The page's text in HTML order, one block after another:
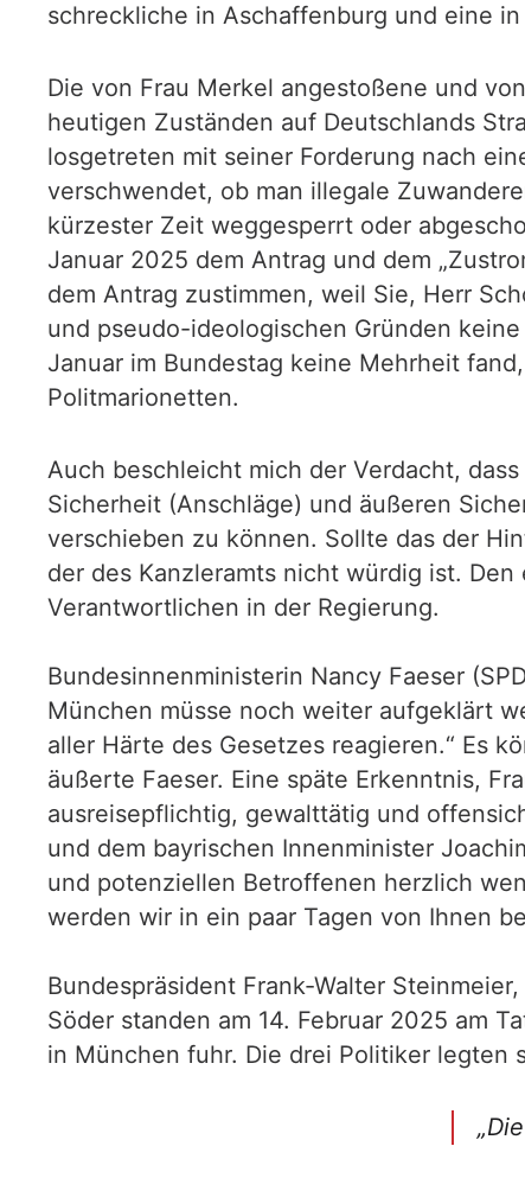
schreckliche in Aschaffenburg und eine
Die von Frau Merkel angestoßene und
heutigen Zuständen auf Deutschlands
losgetreten mit seiner Forderung nach
verschwendet, ob man illegale
kürzester Zeit weggesperrt oder
Januar 2025 dem Antrag und dem
dem Antrag zustimmen, weil Sie, Herr
und pseudo-ideologischen Gründen
Januar im Bundestag keine Mehrheit
Politmarionetten.
Auch beschleicht mich der Verdacht,
Sicherheit (Anschläge) und äußeren
verschieben zu können. Sollte das der
der des Kanzleramts nicht würdig ist.
Verantwortlichen in der Regierung.
Bundesinnenministerin Nancy Faeser
München müsse noch weiter aufgeklärt
aller Härte des Gesetzes reagieren.“ Es
äußerte Faeser. Eine späte Erkenntnis,
ausreisepflichtig, gewalttätig und
und dem bayrischen Innenminister
und potenziellen Betroffenen herzlich
werden wir in ein paar Tagen von Ihnen
Bundespräsident Frank-Walter
Söder standen am 14. Februar 2025 am
in München fuhr. Die drei Politiker legten